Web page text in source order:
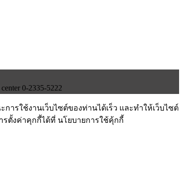
0-2335-5222
ารใช้งานเว็บไซต์ของท่านได้เร็ว และทำให้เว็บไซต์
รตั้งค่าคุกกี้ได้ที่ นโยบายการใช้คุ้กกี้